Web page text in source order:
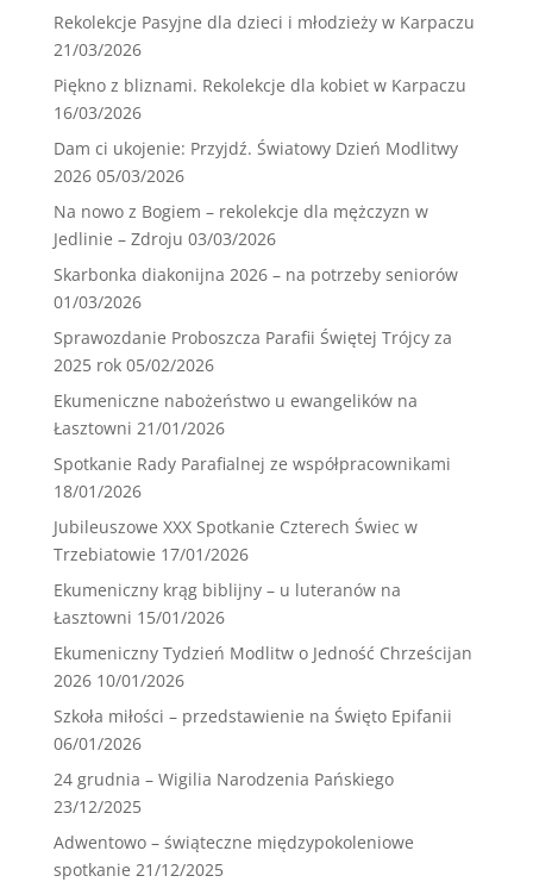
Rekolekcje Pasyjne dla dzieci i młodzieży w Karpaczu
21/03/2026
Piękno z bliznami. Rekolekcje dla kobiet w Karpaczu
16/03/2026
Dam ci ukojenie: Przyjdź. Światowy Dzień Modlitwy
2026 05/03/2026
Na nowo z Bogiem – rekolekcje dla mężczyzn w
Jedlinie – Zdroju 03/03/2026
Skarbonka diakonijna 2026 – na potrzeby seniorów
01/03/2026
Sprawozdanie Proboszcza Parafii Świętej Trójcy za
2025 rok 05/02/2026
Ekumeniczne nabożeństwo u ewangelików na
Łasztowni 21/01/2026
Spotkanie Rady Parafialnej ze współpracownikami
18/01/2026
Jubileuszowe XXX Spotkanie Czterech Świec w
Trzebiatowie 17/01/2026
Ekumeniczny krąg biblijny – u luteranów na
Łasztowni 15/01/2026
Ekumeniczny Tydzień Modlitw o Jedność Chrześcijan
2026 10/01/2026
Szkoła miłości – przedstawienie na Święto Epifanii
06/01/2026
24 grudnia – Wigilia Narodzenia Pańskiego
23/12/2025
Adwentowo – świąteczne międzypokoleniowe
spotkanie 21/12/2025